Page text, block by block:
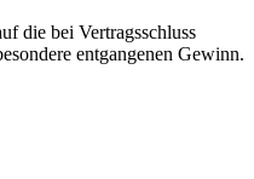
die bei Vertragsschluss
entgangenen Gewinn.